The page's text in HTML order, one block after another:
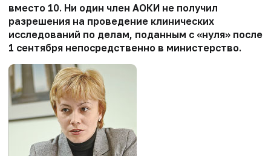
вместо 10. Ни один член АОКИ не получил
разрешения на проведение клинических
исследований по делам, поданным с «нуля» после
1 сентября непосредственно в министерство.